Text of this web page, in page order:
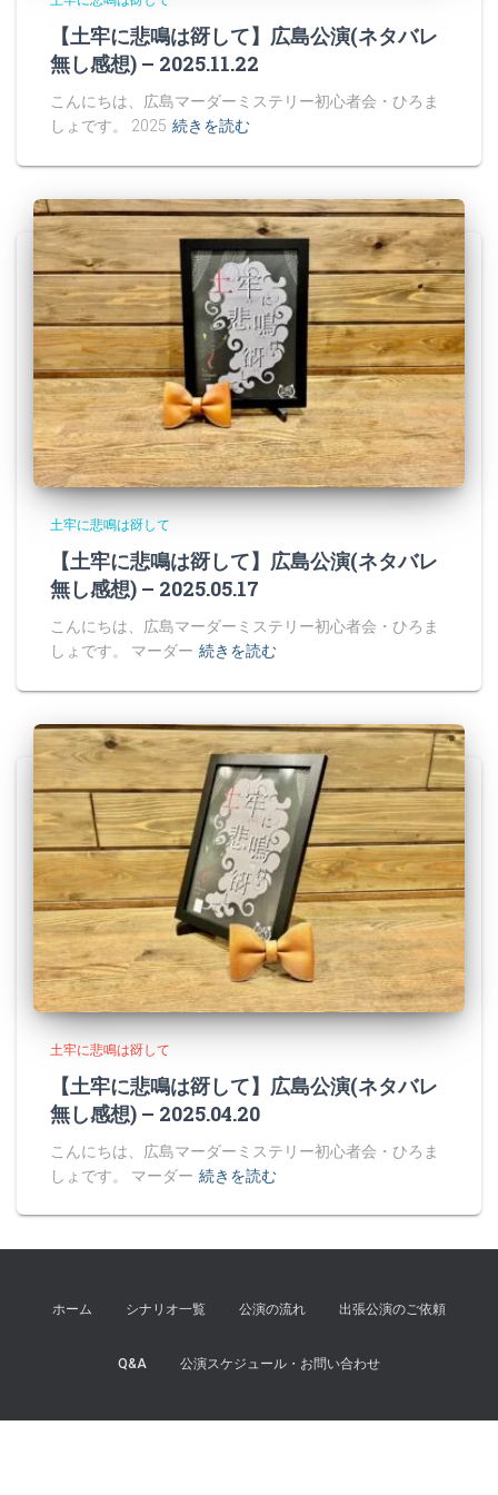
【土牢に悲鳴は谺して】広島公演(ネタバレ
無し感想) – 2025.11.22
こんにちは、広島マーダーミステリー初心者会・ひろま
しょです。 2025 続きを読む
土牢に悲鳴は谺して
【土牢に悲鳴は谺して】広島公演(ネタバレ
無し感想) – 2025.05.17
こんにちは、広島マーダーミステリー初心者会・ひろま
しょです。 マーダー 続きを読む
土牢に悲鳴は谺して
【土牢に悲鳴は谺して】広島公演(ネタバレ
無し感想) – 2025.04.20
こんにちは、広島マーダーミステリー初心者会・ひろま
しょです。 マーダー 続きを読む
ホーム シナリオ一覧 公演の流れ 出張公演のご依頼
Q&A 公演スケジュール・お問い合わせ